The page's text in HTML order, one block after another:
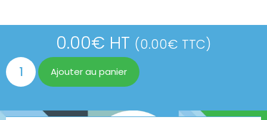
0.00€ HT (0.00€ TTC)
Ajouter au panier